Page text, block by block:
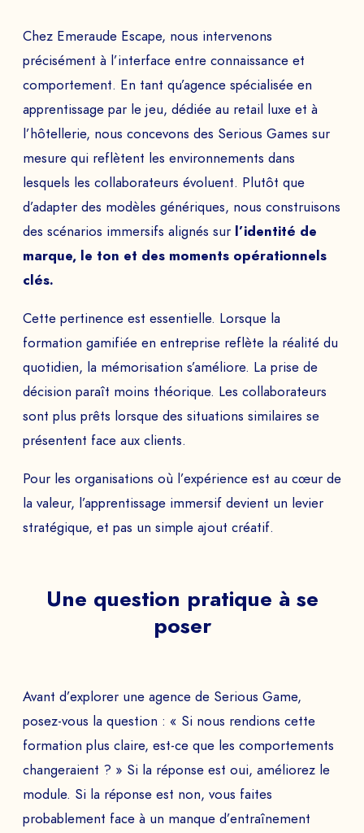
Chez Emeraude Escape, nous intervenons
précisément à l’interface entre connaissance et
comportement. En tant qu’agence spécialisée en
apprentissage par le jeu, dédiée au retail luxe et à
l’hôtellerie, nous concevons des Serious Games sur
mesure qui reflètent les environnements dans
lesquels les collaborateurs évoluent. Plutôt que
d’adapter des modèles génériques, nous construisons
des scénarios immersifs alignés sur l’identité de
marque, le ton et des moments opérationnels
clés.
Cette pertinence est essentielle. Lorsque la
formation gamifiée en entreprise reflète la réalité du
quotidien, la mémorisation s’améliore. La prise de
décision paraît moins théorique. Les collaborateurs
sont plus prêts lorsque des situations similaires se
présentent face aux clients.
Pour les organisations où l’expérience est au cœur de
la valeur, l’apprentissage immersif devient un levier
stratégique, et pas un simple ajout créatif.
Une question pratique à se
poser
Avant d’explorer une agence de Serious Game,
posez-vous la question : « Si nous rendions cette
formation plus claire, est-ce que les comportements
changeraient ? » Si la réponse est oui, améliorez le
module. Si la réponse est non, vous faites
probablement face à un manque d’entraînement
Le
à
ENVOYER